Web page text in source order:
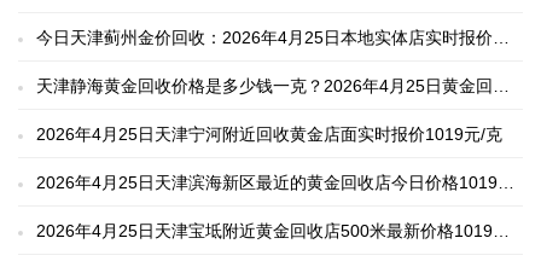
今日天津蓟州金价回收：2026年4月25日本地实体店实时报价
天津静海黄金回收价格是多少钱一克？2026年4月25日黄金回收
2026年4月25日天津宁河附近回收黄金店面实时报价1019元/克
2026年4月25日天津滨海新区最近的黄金回收店今日价格1019元/
2026年4月25日天津宝坻附近黄金回收店500米最新价格1019元/